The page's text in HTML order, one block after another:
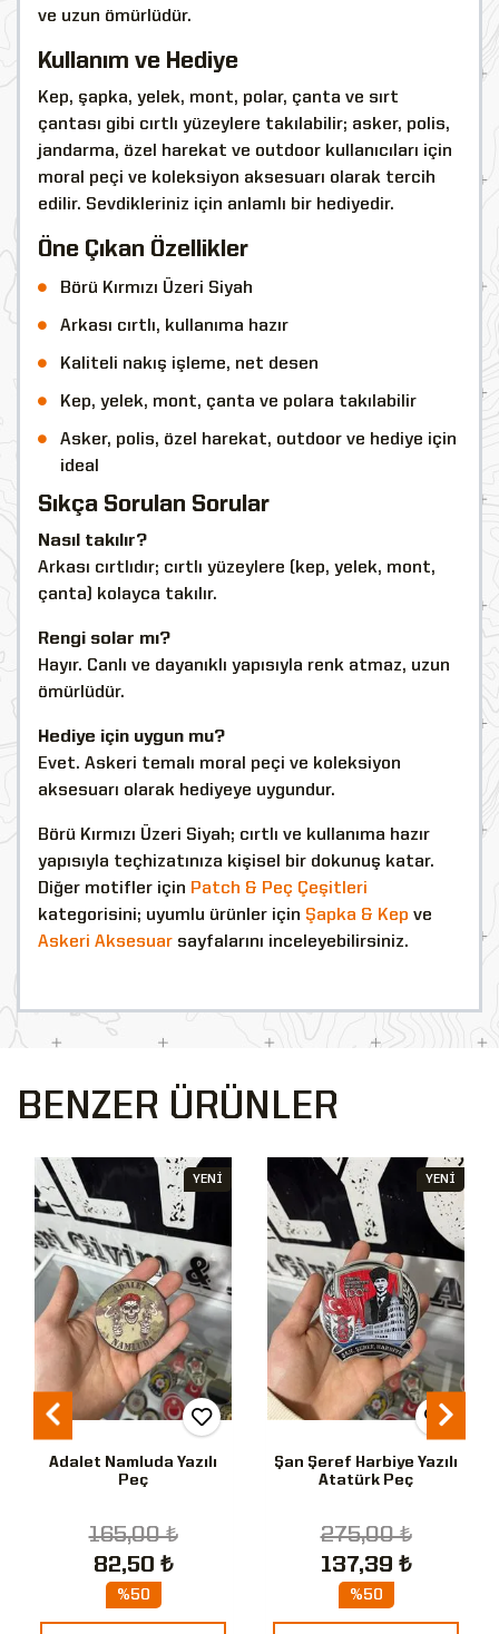
ve uzun ömürlüdür.
Kullanım ve Hediye
Kep, şapka, yelek, mont, polar, çanta ve sırt
çantası gibi cırtlı yüzeylere takılabilir; asker, polis,
jandarma, özel harekat ve outdoor kullanıcıları için
moral peçi ve koleksiyon aksesuarı olarak tercih
edilir. Sevdikleriniz için anlamlı bir hediyedir.
Öne Çıkan Özellikler
Börü Kırmızı Üzeri Siyah
Arkası cırtlı, kullanıma hazır
Kaliteli nakış işleme, net desen
Kep, yelek, mont, çanta ve polara takılabilir
Asker, polis, özel harekat, outdoor ve hediye için
ideal
Sıkça Sorulan Sorular
Nasıl takılır?
Arkası cırtlıdır; cırtlı yüzeylere (kep, yelek, mont,
çanta) kolayca takılır.
Rengi solar mı?
Hayır. Canlı ve dayanıklı yapısıyla renk atmaz, uzun
ömürlüdür.
Hediye için uygun mu?
Evet. Askeri temalı moral peçi ve koleksiyon
aksesuarı olarak hediyeye uygundur.
Börü Kırmızı Üzeri Siyah; cırtlı ve kullanıma hazır
yapısıyla teçhizatınıza kişisel bir dokunuş katar.
Diğer motifler için Patch & Peç Çeşitleri
kategorisini; uyumlu ürünler için Şapka & Kep ve
Askeri Aksesuar sayfalarını inceleyebilirsiniz.
BENZER ÜRÜNLER
Adalet Namluda Yazılı
Peç
165,00 ₺
82,50 ₺
%50
YENİ
Şan Şeref Harbiye Yazılı
Atatürk Peç
275,00 ₺
137,39 ₺
%50
YENİ